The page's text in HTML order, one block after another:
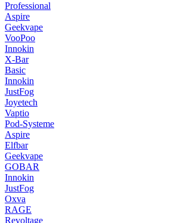
Professional
Aspire
Geekvape
VooPoo
Innokin
X-Bar
Basic
Innokin
JustFog
Joyetech
Vaptio
Pod-Systeme
Aspire
Elfbar
Geekvape
GOBAR
Innokin
JustFog
Oxva
RAGE
Revoltage